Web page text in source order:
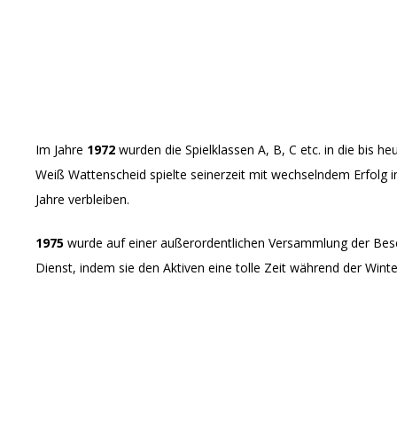
Im Jahre 1972 wurden die Spielklassen A, B, C etc. in die bis
Weiß Wattenscheid spielte seinerzeit mit wechselndem Erfolg
Jahre verbleiben.
1975 wurde auf einer außerordentlichen Versammlung der
Dienst, indem sie den Aktiven eine tolle Zeit während der